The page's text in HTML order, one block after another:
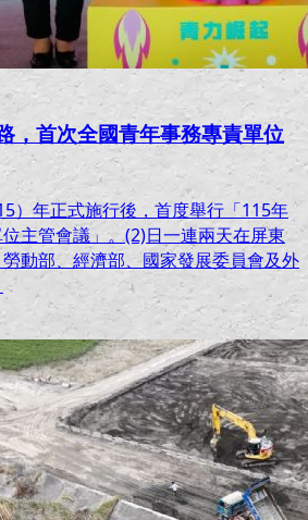
，首次全國青年事務專責單位
）年正式施行後，首度舉行「115年
主管會議」。(2)日一連兩天在屏東
動部、經濟部、國家發展委員會及外